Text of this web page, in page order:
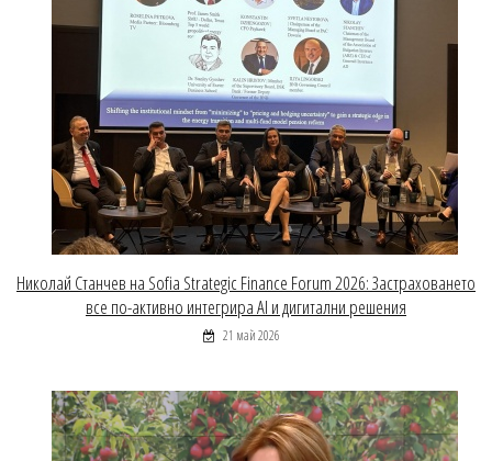
Николай Станчев на Sofia Strategic Finance Forum 2026: Застраховането
все по-активно интегрира AI и дигитални решения
21 май 2026